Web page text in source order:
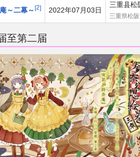
～二幕～ 2 2022年07月03日
三重县松
三重県松
至第二届